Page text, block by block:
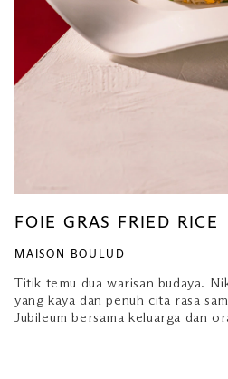
FOIE GRAS FRIED RICE
MAISON BOULUD
Titik temu dua warisan budaya.
yang kaya dan penuh cita rasa
Jubileum bersama keluarga dan